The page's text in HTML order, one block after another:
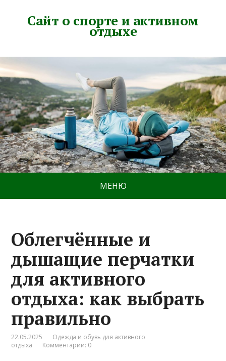
Сайт о спорте и активном
отдыхе
МЕНЮ
Облегчённые и
дышащие перчатки
для активного
отдыха: как выбрать
правильно
22.05.2025
Одежда и обувь для активного
отдыха
Комментарии: 0